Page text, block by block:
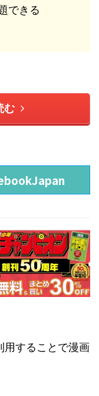
できる
む
用することで漫画